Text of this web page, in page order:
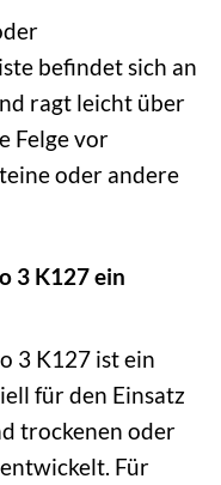
befindet sich an
ragt leicht über
Felge vor
oder andere
3 K127 ein
3 K127 ist ein
für den Einsatz
trockenen oder
Für